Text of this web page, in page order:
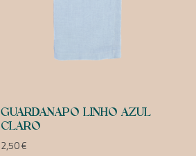
GUARDANAPO LINHO AZUL
CLARO
2,50€